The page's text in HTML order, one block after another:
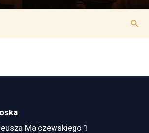
Malczewskiego 1